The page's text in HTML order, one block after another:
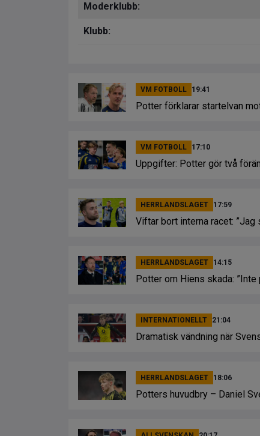
Moderklubb:
Klubb:
VM FOTBOLL 19:41
Potter förklarar startelvan
VM FOTBOLL 17:10
Uppgifter: Potter gör två
HERRLANDSLAGET 17:59
Viftar bort interna racet: ”Jag
HERRLANDSLAGET 14:15
Potter om Hiens skada: ”Inte
INTERNATIONELLT 21:04
Dramatisk vändning när
HERRLANDSLAGET 18:06
Potters huvudbry – Daniel